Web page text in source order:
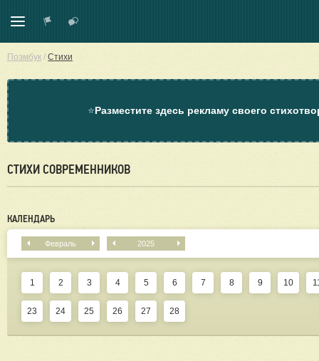
Поэмбук / Стихи
⭐Разместите здесь рекламу своего
СТИХИ СОВРЕМЕННИКОВ
КАЛЕНДАРЬ
Февраль 2025
1 2 3 4 5 6 7 8 9 10
23 24 25 26 27 28